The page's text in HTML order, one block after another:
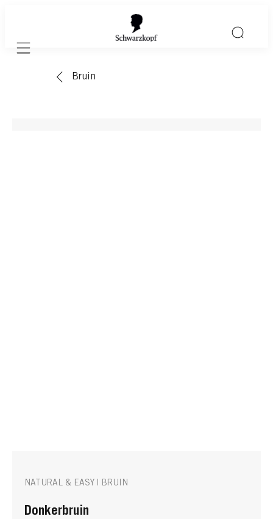
Mobile navigation
Bruin
NATURAL & EASY | BRUIN
Donkerbruin